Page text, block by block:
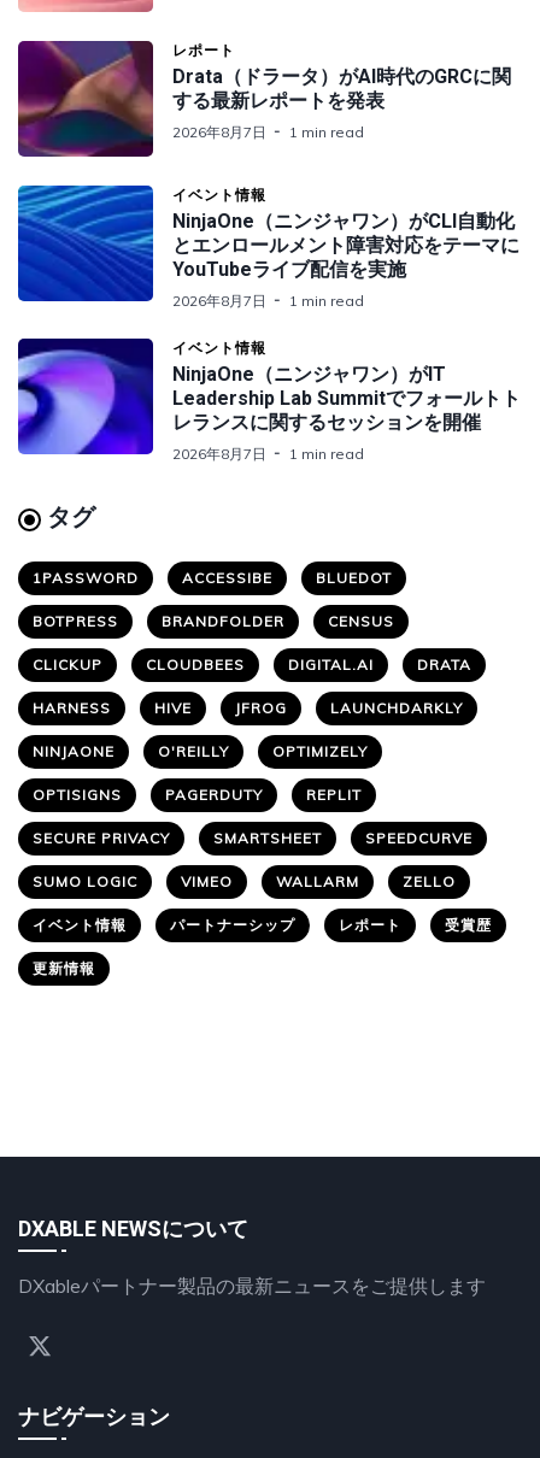
レポート
Drata（ドラータ）がAI時代のGRCに関
する最新レポートを発表
2026年8月7日 1 min read
イベント情報
NinjaOne（ニンジャワン）がCLI自動化
とエンロールメント障害対応をテーマに
YouTubeライブ配信を実施
2026年8月7日 1 min read
イベント情報
NinjaOne（ニンジャワン）がIT
Leadership Lab Summitでフォールトト
レランスに関するセッションを開催
2026年8月7日 1 min read
タグ
1PASSWORD ACCESSIBE BLUEDOT
BOTPRESS BRANDFOLDER CENSUS
CLICKUP CLOUDBEES DIGITAL.AI DRATA
HARNESS HIVE JFROG LAUNCHDARKLY
NINJAONE O'REILLY OPTIMIZELY
OPTISIGNS PAGERDUTY REPLIT
SECURE PRIVACY SMARTSHEET SPEEDCURVE
SUMO LOGIC VIMEO WALLARM ZELLO
イベント情報 パートナーシップ レポート 受賞歴
更新情報
DXABLE NEWSについて
DXableパートナー製品の最新ニュースをご提供します
ナビゲーション